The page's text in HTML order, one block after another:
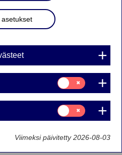
Turbo-warrantin
kohde-etuuden hinnan
asetukset
Suostumusvalinta:
Tilastointi
Suostumusvalinta:
Markkinointi
Viimeksi päivitetty 2026-08-03